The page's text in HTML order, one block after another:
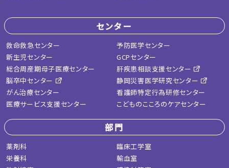
センター
救命救急センター
新生児センター
総合周産期母子医療センター
脳卒中センター
がん治療センター
医療サービス支援センター
予防医学センター
GCPセンター
肝疾患相談支援センター
静岡災害医学研究センター
看護師特定行為研修センター
こどものこころのケアセンター
部門
薬剤科
栄養科
臨床工学室
輸血室